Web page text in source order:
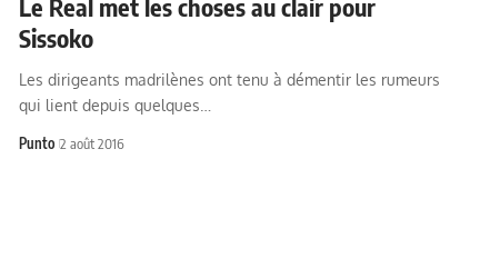
Le Real met les choses au clair pour
Sissoko
Les dirigeants madrilènes ont tenu à démentir les rumeurs
qui lient depuis quelques…
Punto 2 août 2016